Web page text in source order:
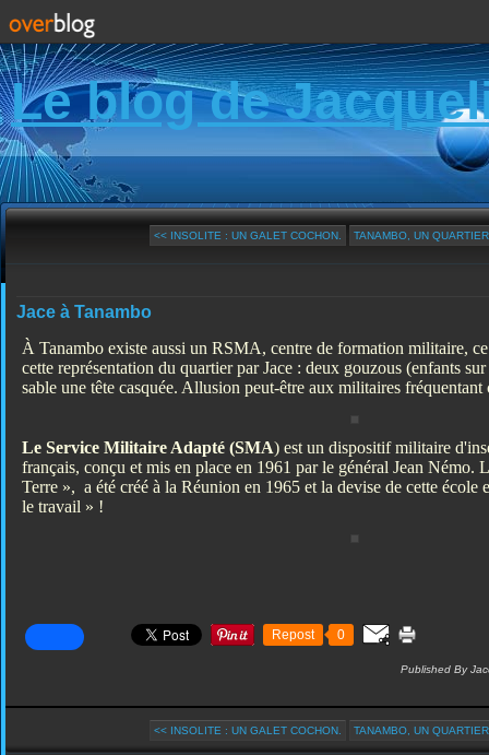
Le blog de
<< INSOLITE : UN GALET COCHON. TANAMBO, UN
Jace à Tanambo
À Tanambo existe aussi un RSMA, centre de formation militaire,
cette représentation du quartier par Jace : deux gouzous (enfants
sable une tête casquée. Allusion peut-être aux militaires fréquentant
Le Service Militaire Adapté (SMA) est un dispositif militaire
français, conçu et mis en place en 1961 par le général Jean Némo.
Terre », a été créé à la Réunion en 1965 et la devise de cette école
le travail » !
Repost 0
Published By
<< INSOLITE : UN GALET COCHON. TANAMBO, UN